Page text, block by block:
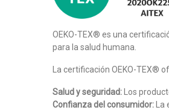
OEKO-TEX® es una
para la salud humana.
La certificación OEKO-TEX®
Salud y seguridad: Los
Confianza del consumidor: